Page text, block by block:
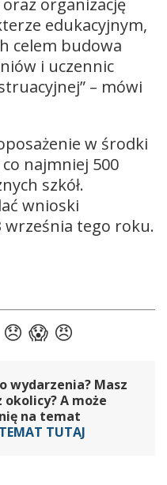
edukacyjnym,
celem budowa
i uczennic
– mówi
w środki
najmniej 500
szkół.
wnioski
września tego roku.
wydarzenia? Masz
A może
na temat
TUTAJ